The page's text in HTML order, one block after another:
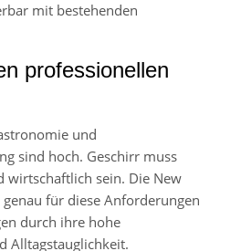
mit bestehenden
professionellen
und
sind hoch. Geschirr muss
wirtschaftlich sein. Die New
für diese Anforderungen
durch ihre hohe
Alltagstauglichkeit.